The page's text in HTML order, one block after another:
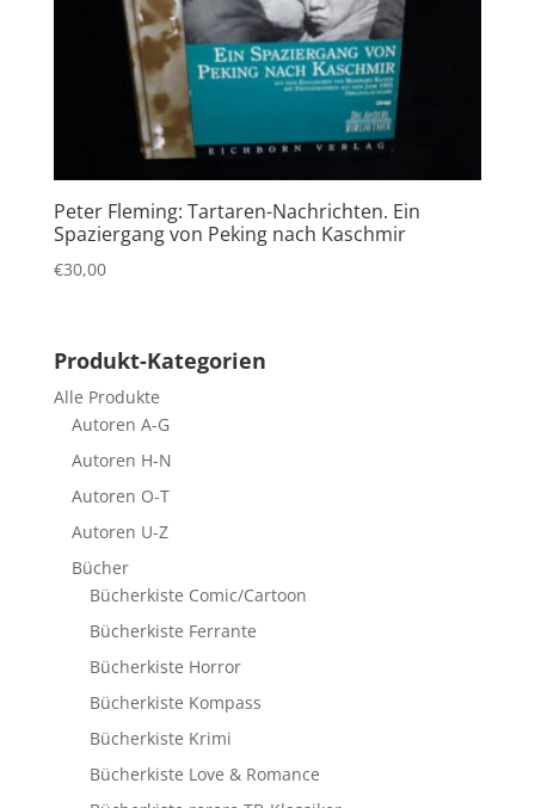
Peter Fleming: Tartaren-Nachrichten. Ein
Spaziergang von Peking nach Kaschmir
€30,00
Produkt-Kategorien
Alle Produkte
Autoren A-G
Autoren H-N
Autoren O-T
Autoren U-Z
Bücher
Bücherkiste Comic/Cartoon
Bücherkiste Ferrante
Bücherkiste Horror
Bücherkiste Kompass
Bücherkiste Krimi
Bücherkiste Love & Romance